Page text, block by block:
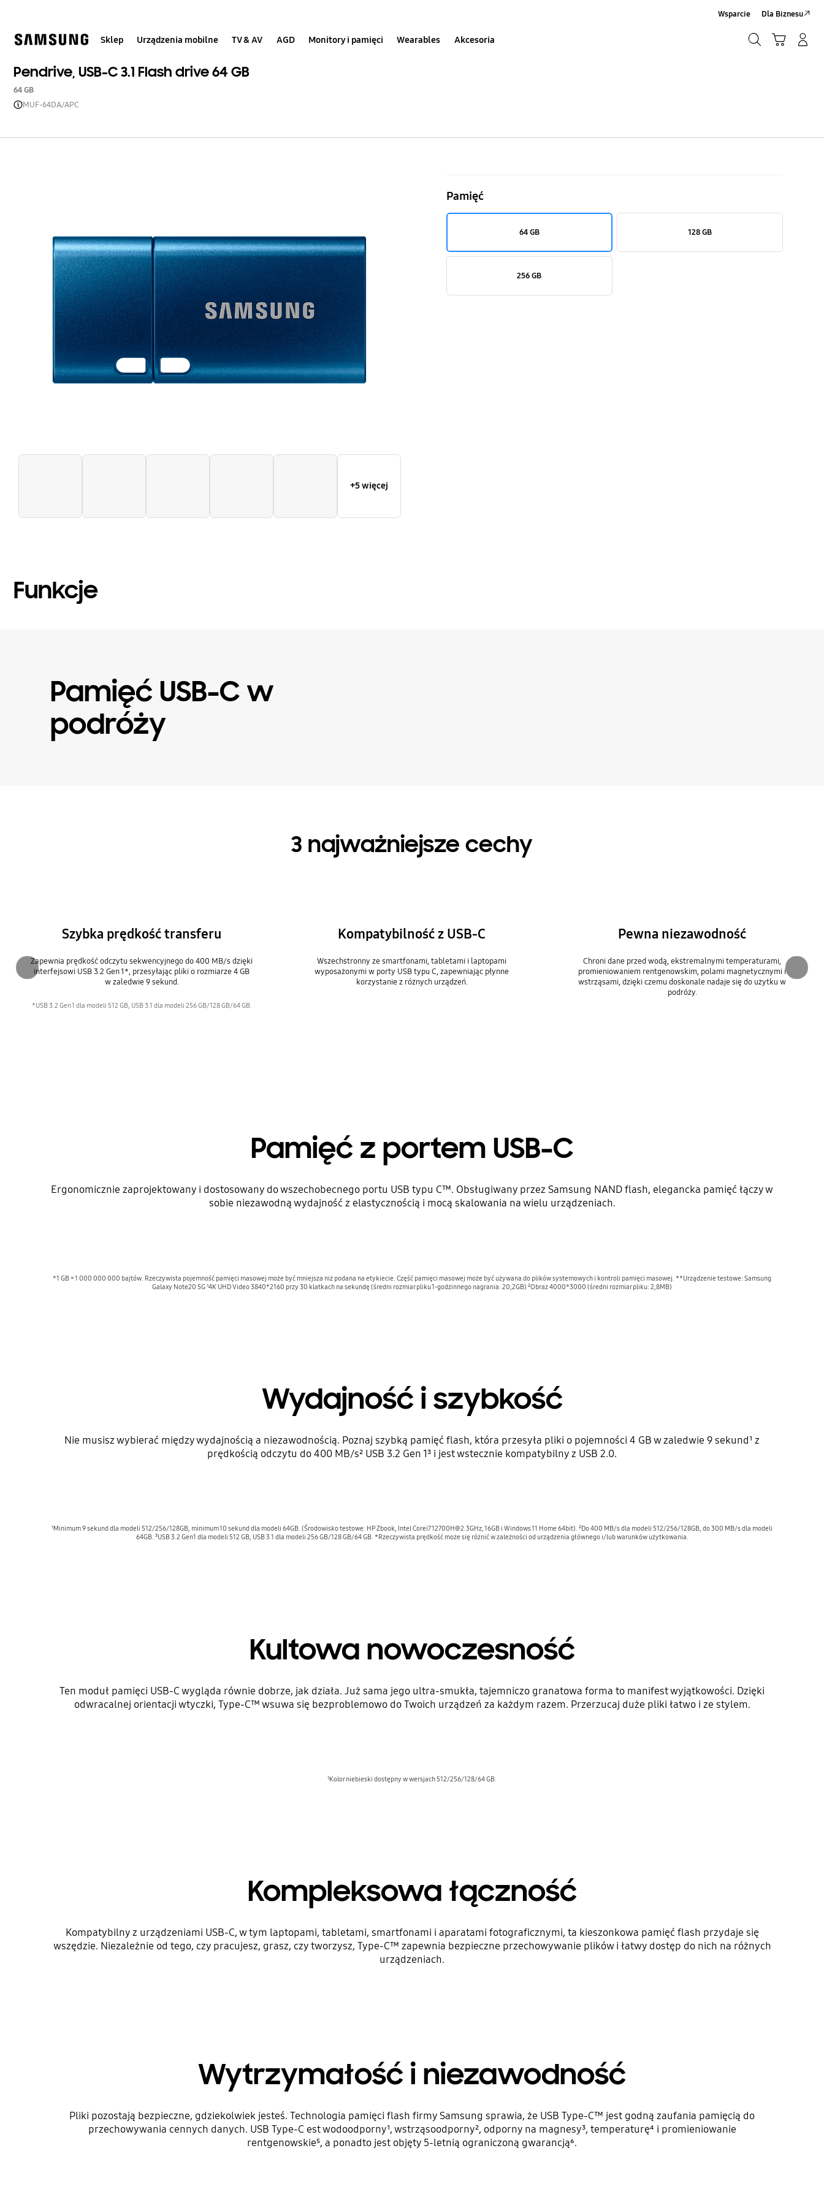
Sklep Urządzenia mobilne TV & AV AGD Monitory i pamięci Wearables Akcesoria
Wsparcie Dla Biznesu
Pendrive, USB-C 3.1 Flash drive 64 GB
64 GB
MUF-64DA/APC
Flash
64
+5 więcej
Pamięć
64 GB 128 GB
256 GB
Funkcje
Pamięć USB-C w
podróży
3 najważniejsze cechy
Szybka prędkość transferu
Zapewnia prędkość odczytu sekwencyjnego do 400 MB/s dzięki
interfejsowi USB 3.2 Gen 1*, przesyłając pliki o rozmiarze 4 GB
w zaledwie 9 sekund.
*USB 3.2 Gen 1 dla modeli 512 GB, USB 3.1 dla modeli 256 GB/128 GB/64 GB.
Kompatybilność z USB-C
Wszechstronny ze smartfonami, tabletami i laptopami
wyposażonymi w porty USB typu C, zapewniając płynne
korzystanie z różnych urządzeń.
Pewna niezawodność
Chroni dane przed wodą, ekstremalnymi temperaturami,
promieniowaniem rentgenowskim, polami magnetycznymi i
wstrząsami, dzięki czemu doskonale nadaje się do użytku w
podróży.
Pamięć z portem USB-C
Ergonomicznie zaprojektowany i dostosowany do wszechobecnego portu USB typu C™. Obsługiwany przez Samsung NAND flash, elegancka pamięć łączy w
sobie niezawodną wydajność z elastycznością i mocą skalowania na wielu urządzeniach.
*1 GB = 1 000 000 000 bajtów. Rzeczywista pojemność pamięci masowej może być mniejsza niż podana na etykiecie. Część pamięci masowej może być używana do plików systemowych i kontroli pamięci masowej. **Urządzenie testowe: Samsung
Galaxy Note20 5G ¹4K UHD Video 3840*2160 przy 30 klatkach na sekundę (średni rozmiar pliku 1-godzinnego nagrania: 20,2GB) ²Obraz 4000*3000 (średni rozmiar pliku: 2,8MB)
Wydajność i szybkość
Nie musisz wybierać między wydajnością a niezawodnością. Poznaj szybką pamięć flash, która przesyła pliki o pojemności 4 GB w zaledwie 9 sekund¹ z
prędkością odczytu do 400 MB/s² USB 3.2 Gen 1³ i jest wstecznie kompatybilny z USB 2.0.
¹Minimum 9 sekund dla modeli 512/256/128GB, minimum 10 sekund dla modeli 64GB. (Środowisko testowe: HP Zbook, Intel Corei7 12700H@2.3GHz, 16GB i Windows 11 Home 64bit). ²Do 400 MB/s dla modeli 512/256/128GB, do 300 MB/s dla modeli
64GB. ³USB 3.2 Gen1 dla modeli 512 GB, USB 3.1 dla modeli 256 GB/128 GB/64 GB. *Rzeczywista prędkość może się różnić w zależności od urządzenia głównego i/lub warunków użytkowania.
Kultowa nowoczesność
Ten moduł pamięci USB-C wygląda równie dobrze, jak działa. Już sama jego ultra-smukła, tajemniczo granatowa forma to manifest wyjątkowości. Dzięki
odwracalnej orientacji wtyczki, Type-C™ wsuwa się bezproblemowo do Twoich urządzeń za każdym razem. Przerzucaj duże pliki łatwo i ze stylem.
¹Kolor niebieski dostępny w wersjach 512/256/128/64 GB.
Kompleksowa łączność
Kompatybilny z urządzeniami USB-C, w tym laptopami, tabletami, smartfonami i aparatami fotograficznymi, ta kieszonkowa pamięć flash przydaje się
wszędzie. Niezależnie od tego, czy pracujesz, grasz, czy tworzysz, Type-C™ zapewnia bezpieczne przechowywanie plików i łatwy dostęp do nich na różnych
urządzeniach.
Wytrzymałość i niezawodność
Pliki pozostają bezpieczne, gdziekolwiek jesteś. Technologia pamięci flash firmy Samsung sprawia, że USB Type-C™ jest godną zaufania pamięcią do
przechowywania cennych danych. USB Type-C est wodoodporny¹, wstrząsoodporny², odporny na magnesy³, temperaturę⁴ i promieniowanie
rentgenowskie⁵, a ponadto jest objęty 5-letnią ograniczoną gwarancją⁶.